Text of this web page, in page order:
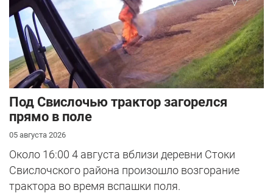
Под Свислочью трактор загорелся
прямо в поле
05 августа 2026
Около 16:00 4 августа вблизи деревни Стоки
Свислочского района произошло возгорание
трактора во время вспашки поля.